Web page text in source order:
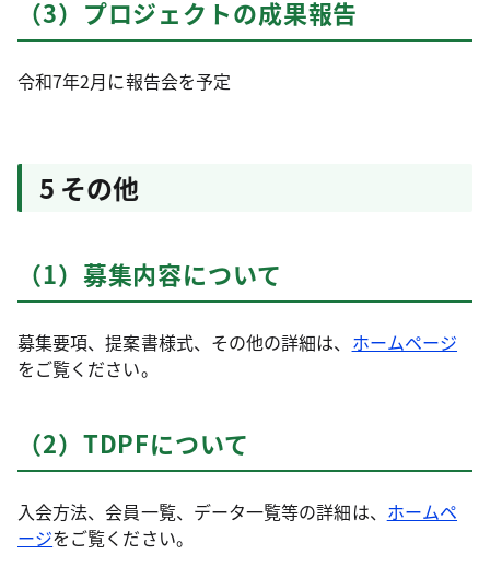
（3）プロジェクトの成果報告
令和7年2月に報告会を予定
5 その他
（1）募集内容について
募集要項、提案書様式、その他の詳細は、 ホームページ
をご覧ください。
（2）TDPFについて
入会方法、会員一覧、データ一覧等の詳細は、 ホームペ
ージをご覧ください。